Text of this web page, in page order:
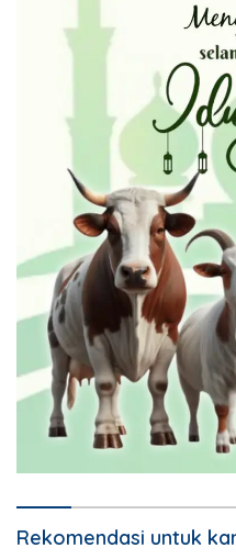
Rekomendasi untuk